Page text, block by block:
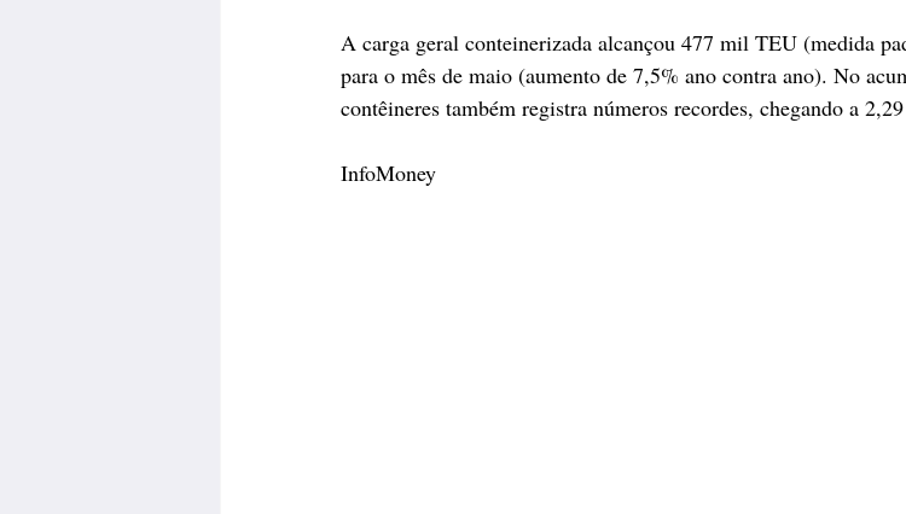
A carga geral conteinerizada alcançou 477 mil TEU (medida
para o mês de maio (aumento de 7,5% ano contra ano). No
contêineres também registra números recordes, chegando a
InfoMoney